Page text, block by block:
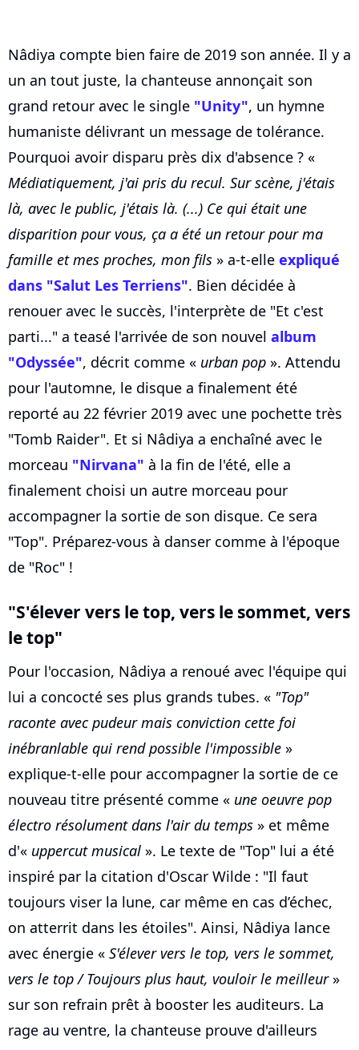
Nâdiya compte bien faire de 2019 son année. Il y a
un an tout juste, la chanteuse annonçait son
grand retour avec le single "Unity", un hymne
humaniste délivrant un message de tolérance.
Pourquoi avoir disparu près dix d'absence ? «
Médiatiquement, j'ai pris du recul. Sur scène, j'étais
là, avec le public, j'étais là. (...) Ce qui était une
disparition pour vous, ça a été un retour pour ma
famille et mes proches, mon fils » a-t-elle expliqué
dans "Salut Les Terriens". Bien décidée à
renouer avec le succès, l'interprète de "Et c'est
parti..." a teasé l'arrivée de son nouvel album
"Odyssée", décrit comme « urban pop ». Attendu
pour l'automne, le disque a finalement été
reporté au 22 février 2019 avec une pochette très
"Tomb Raider". Et si Nâdiya a enchaîné avec le
morceau "Nirvana" à la fin de l'été, elle a
finalement choisi un autre morceau pour
accompagner la sortie de son disque. Ce sera
"Top". Préparez-vous à danser comme à l'époque
de "Roc" !
"S'élever vers le top, vers le sommet, vers
le top"
Pour l'occasion, Nâdiya a renoué avec l'équipe qui
lui a concocté ses plus grands tubes. « "Top"
raconte avec pudeur mais conviction cette foi
inébranlable qui rend possible l'impossible »
explique-t-elle pour accompagner la sortie de ce
nouveau titre présenté comme « une oeuvre pop
électro résolument dans l'air du temps » et même
d'« uppercut musical ». Le texte de "Top" lui a été
inspiré par la citation d'Oscar Wilde : "Il faut
toujours viser la lune, car même en cas d’échec,
on atterrit dans les étoiles". Ainsi, Nâdiya lance
avec énergie « S'élever vers le top, vers le sommet,
vers le top / Toujours plus haut, vouloir le meilleur»
sur son refrain prêt à booster les auditeurs. La
rage au ventre, la chanteuse prouve d'ailleurs